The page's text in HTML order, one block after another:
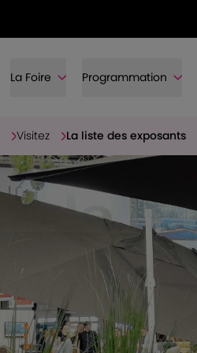
La Foire Programmation
Visitez La liste des exposants